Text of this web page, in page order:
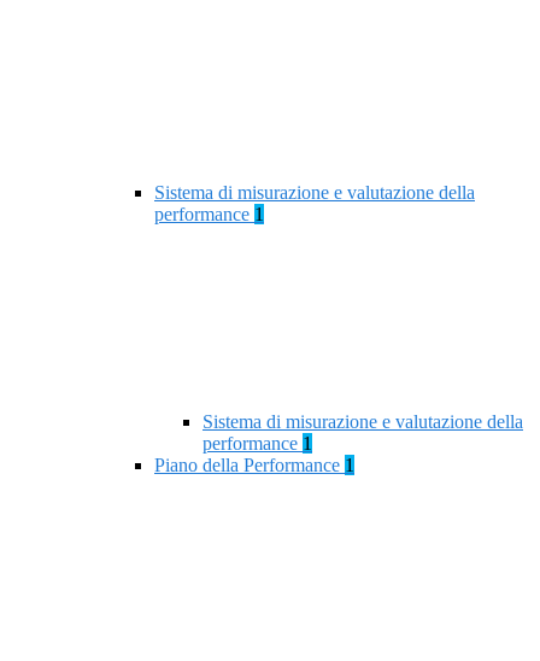
Sistema di misurazione e valutazione della
performance 1
Sistema di misurazione e valutazione della
performance 1
Piano della Performance 1